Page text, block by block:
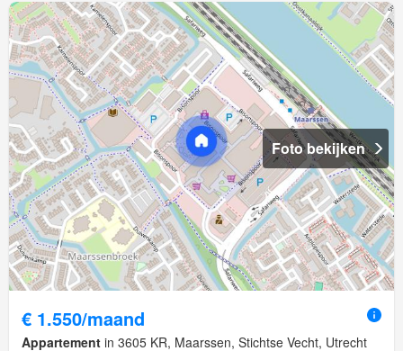
Foto bekijken
€ 1.550/maand
Appartement in 3605 KR, Maarssen, Stichtse Vecht, Utrecht